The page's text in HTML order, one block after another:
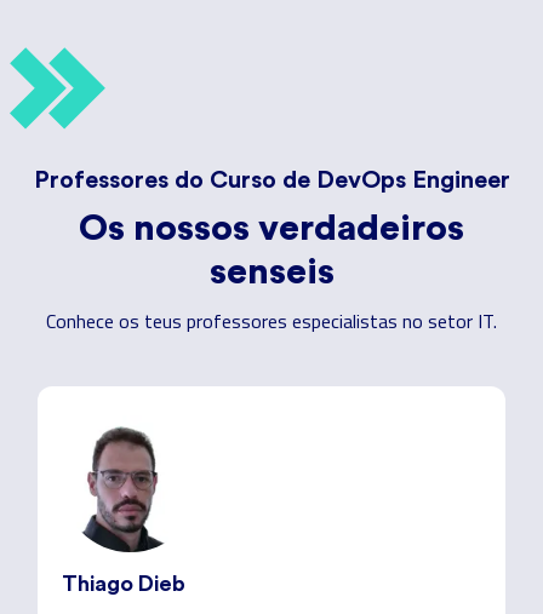
Professores do Curso de DevOps Engineer
Os nossos verdadeiros
senseis
Conhece os teus professores especialistas no setor IT.
Thiago Dieb